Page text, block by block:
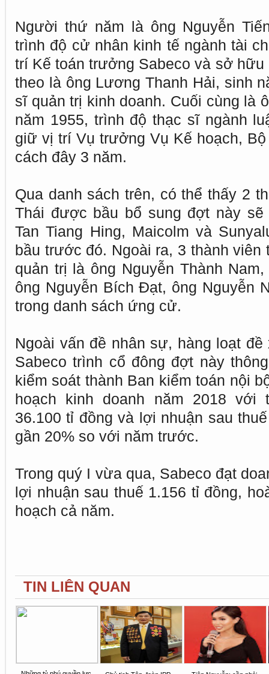
Người thứ năm là ông Nguyễn
trình độ cử nhân kinh tế ngành tài
trí Kế toán trưởng Sabeco và sở
theo là ông Lương Thanh Hải, sinh
sĩ quản trị kinh doanh. Cuối cùng là
năm 1955, trình độ thạc sĩ ngành
giữ vị trí Vụ trưởng Vụ Kế hoạch,
cách đây 3 năm.
Qua danh sách trên, có thể thấy 2
Thái được bầu bổ sung đợt này
Tan Tiang Hing, Maicolm và
bầu trước đó. Ngoài ra, 3 thành viên
quản trị là ông Nguyễn Thành
ông Nguyễn Bích Đạt, ông Nguyễn
trong danh sách ứng cử.
Ngoài vấn đề nhân sự, hàng loạt
Sabeco trình cổ đông đợt này
kiểm soát thành Ban kiểm toán nội
hoạch kinh doanh năm 2018 với
36.100 tỉ đồng và lợi nhuận sau
gần 20% so với năm trước.
Trong quý I vừa qua, Sabeco đạt
lợi nhuận sau thuế 1.156 tỉ đồng,
hoạch cả năm.
TIN LIÊN QUAN